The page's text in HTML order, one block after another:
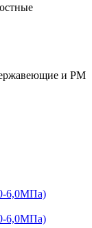
и РМ